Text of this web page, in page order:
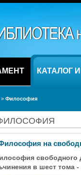
КАТАЛОГ
» Философия
на
свободного
в шест тома -